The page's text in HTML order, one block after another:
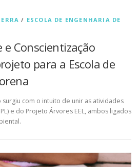
/ ESCOLA DE ENGENHARIA DE
Conscientização
para a Escola de
com o intuito de unir as atividades
e do Projeto Árvores EEL, ambos ligados